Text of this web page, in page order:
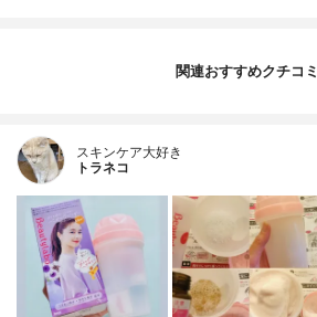
関連おすすめクチコミ
スキンケア大好き
トラネコ